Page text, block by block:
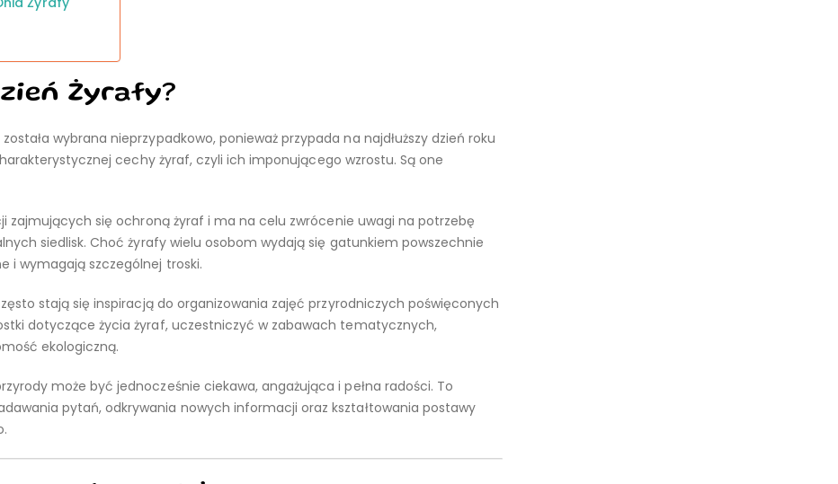
Żyrafy?
wybrana nieprzypadkowo, ponieważ przypada na najdłuższy dzień roku
cechy żyraf, czyli ich imponującego wzrostu. Są one
zajmujących się ochroną żyraf i ma na celu zwrócenie uwagi na potrzebę
siedlisk. Choć żyrafy wielu osobom wydają się gatunkiem powszechnie
i wymagają szczególnej troski.
stają się inspiracją do organizowania zajęć przyrodniczych poświęconych
dotyczące życia żyraf, uczestniczyć w zabawach tematycznych,
ekologiczną.
może być jednocześnie ciekawa, angażująca i pełna radości. To
pytań, odkrywania nowych informacji oraz kształtowania postawy